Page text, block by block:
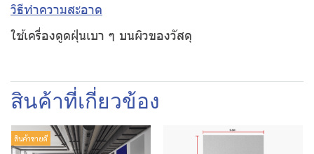
วิธีทำความสะอาด
ใช้เครื่องดูดฝุ่นเบา ๆ บนผิวของวัสดุ
สินค้าที่เกี่ยวข้อง
สินค้าขายดี